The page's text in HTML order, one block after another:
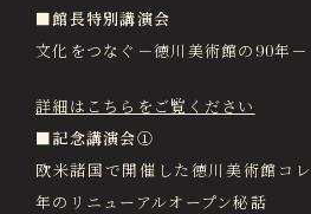
■館長特別講演会
文化をつなぐ－徳川美術館の90年－
詳細はこちらをご覧ください
■記念講演会①
欧米諸国で開催した徳川美術館コ
年のリニューアルオープン秘話